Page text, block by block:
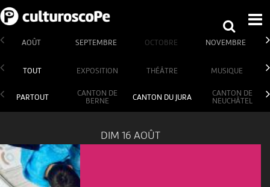
AOÛT SEPTEMBRE OCTOBRE NOVEMBRE
TOUT EXPOSITION THÉÂTRE MUSIQUE
PARTOUT
CANTON DE
BERNE
CANTON DU JURA
CANTON DE
NEUCHÂTEL
DIM 16 AOÛT